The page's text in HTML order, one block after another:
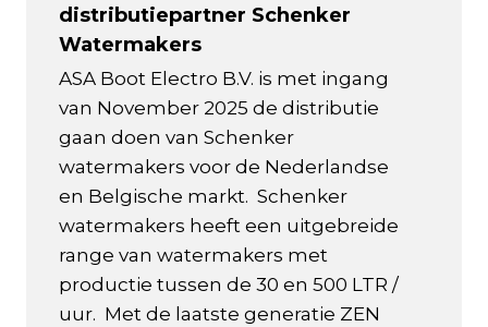
distributiepartner Schenker
Watermakers
ASA Boot Electro B.V. is met ingang
van November 2025 de distributie
gaan doen van Schenker
watermakers voor de Nederlandse
en Belgische markt. Schenker
watermakers heeft een uitgebreide
range van watermakers met
productie tussen de 30 en 500 LTR /
uur. Met de laatste generatie ZEN